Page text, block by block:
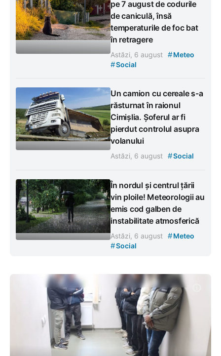
pe 7 august de codurile
de caniculă, însă
temperaturile de foc bat
în retragere
Astăzi, 6 august #Meteo
#Social
Un camion cu cereale s-a
răsturnat în raionul
Cimișlia. Șoferul ar fi
pierdut controlul asupra
volanului
Astăzi, 6 august #Social
În nordul și centrul țării
vin ploile! Meteorologii au
emis cod galben de
instabilitate atmosferică
Astăzi, 6 august #Meteo
#Social